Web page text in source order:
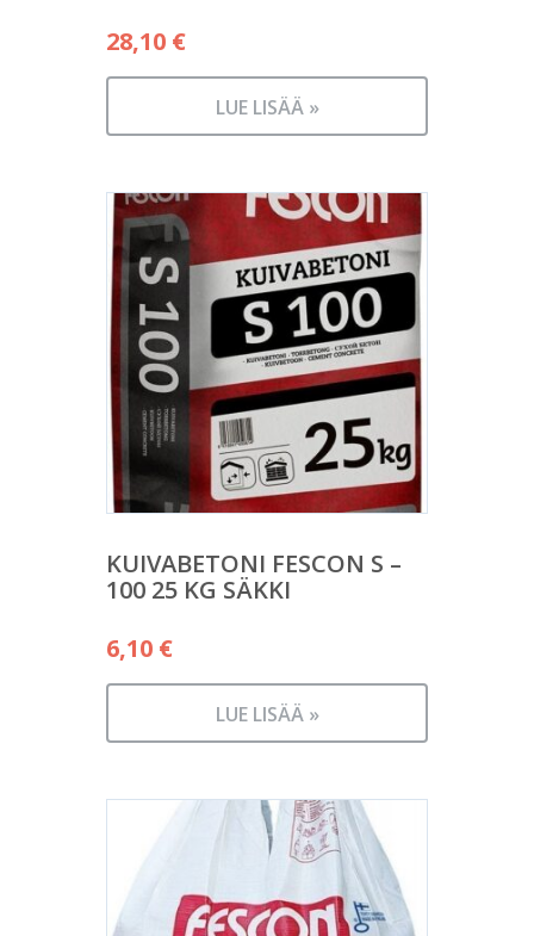
28,10 €
LUE LISÄÄ »
KUIVABETONI FESCON S –
100 25 KG SÄKKI
6,10 €
LUE LISÄÄ »